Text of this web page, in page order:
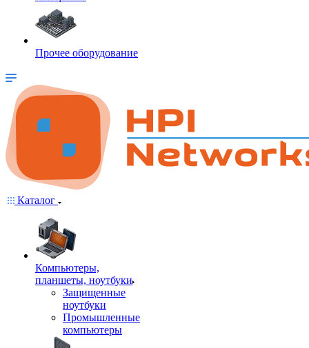
Прочее оборудование
Каталог
Компьютеры,
планшеты, ноутбуки
Защищенные
ноутбуки
Промышленные
компьютеры